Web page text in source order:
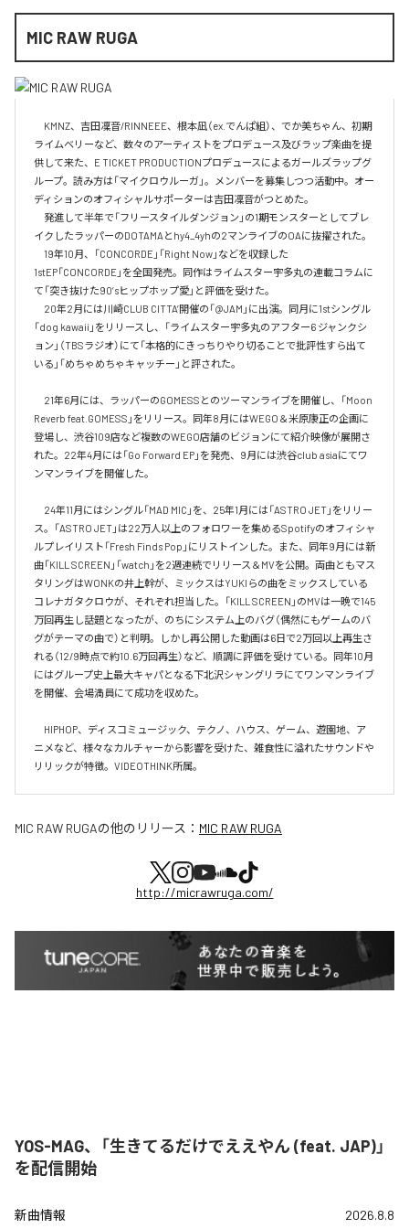
MIC RAW RUGA
KMNZ、吉田凜音/RINNEEE、根本凪（ex.でんぱ組）、でか美ちゃん、初期
ライムベリーなど、数々のアーティストをプロデュース及びラップ楽曲を提
供して来た、E TICKET PRODUCTIONプロデュースによるガールズラップグ
ループ。読み方は「マイクロウルーガ」。メンバーを募集しつつ活動中。オー
ディションのオフィシャルサポーターは吉田凜音がつとめた。
発進して半年で「フリースタイルダンジョン」の1期モンスターとしてブレ
イクしたラッパーのDOTAMAとhy4_4yhの2マンライブのOAに抜擢された。
19年10月、「CONCORDE」「Right Now」などを収録した
1stEP「CONCORDE」を全国発売。同作はライムスター宇多丸の連載コラムに
て「突き抜けた90’sヒップホップ愛」と評価を受けた。
20年2月には川崎CLUB CITTA’開催の「@JAM」に出演。同月に1stシングル
「dog kawaii」をリリースし、「ライムスター宇多丸のアフター6 ジャンクシ
ョン」（TBSラジオ）にて「本格的にきっちりやり切ることで批評性すら出て
いる」「めちゃめちゃキャッチー」と評された。
21年6月には、ラッパーのGOMESSとのツーマンライブを開催し、「Moon
Reverb feat.GOMESS」をリリース。同年8月にはWEGO＆米原康正の企画に
登場し、渋谷109店など複数のWEGO店舗のビジョンにて紹介映像が展開さ
れた。22年4月には「Go Forward EP」を発売、9月には渋谷club asiaにてワ
ンマンライブを開催した。
24年11月にはシングル「MAD MIC」を、25年1月には「ASTRO JET」をリリー
ス。「ASTRO JET」は22万人以上のフォロワーを集めるSpotifyのオフィシャ
ルプレイリスト「Fresh Finds Pop」にリストインした。また、同年9月には新
曲「KILL SCREEN」「watch」を2週連続でリリース＆MVを公開。両曲ともマス
タリングはWONKの井上幹が、ミックスはYUKIらの曲をミックスしている
コレナガタクロウが、それぞれ担当した。「KILL SCREEN」のMVは一晩で145
万回再生し話題となったが、のちにシステム上のバグ（偶然にもゲームのバ
グがテーマの曲で）と判明。しかし再公開した動画は6日で2万回以上再生さ
れる（12/9時点で約10.6万回再生）など、順調に評価を受けている。同年10月
にはグループ史上最大キャパとなる下北沢シャングリラにてワンマンライブ
を開催、会場満員にて成功を収めた。
HIPHOP、ディスコミュージック、テクノ、ハウス、ゲーム、遊園地、ア
ニメなど、様々なカルチャーから影響を受けた、雑食性に溢れたサウンドや
リリックが特徴。VIDEOTHINK所属。
MIC RAW RUGAの他のリリース： MIC RAW RUGA
http://micrawruga.com/
YOS-MAG、「生きてるだけでええやん (feat. JAP)」
を配信開始
新曲情報 2026.8.8